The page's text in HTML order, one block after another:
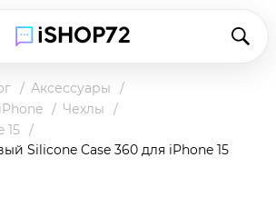
Аксессуары
Чехлы
15
Silicone Case 360 для iPhone 15